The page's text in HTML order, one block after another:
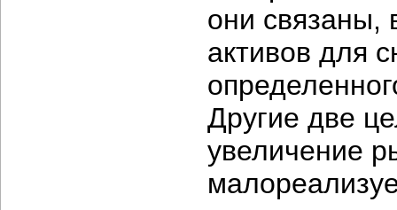
они связаны,
активов для
Другие две
увеличение